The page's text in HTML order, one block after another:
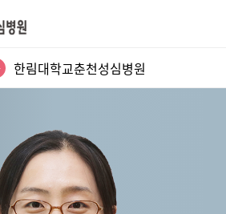
한림대학교춘천성심병원